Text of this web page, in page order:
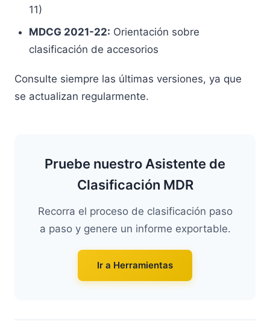
11)
MDCG 2021-22: Orientación sobre
clasificación de accesorios
Consulte siempre las últimas versiones, ya que
se actualizan regularmente.
Pruebe nuestro Asistente de
Clasificación MDR
Recorra el proceso de clasificación paso
a paso y genere un informe exportable.
Ir a Herramientas